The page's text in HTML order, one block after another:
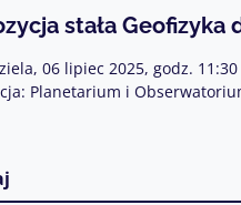
stała
06 lipiec 2025, godz. 11:30
Planetarium i